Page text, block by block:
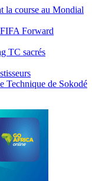
la course au Mondial
Forward
TC sacrés
Technique de Sokodé